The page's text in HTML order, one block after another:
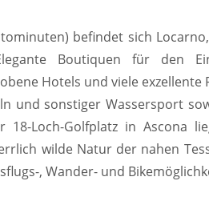
befindet sich
Boutiquen für den
Hotels und viele exzellente
und sonstiger Wassersport
Loch-Golfplatz in Ascona
wilde Natur der nahen
, Wander- und